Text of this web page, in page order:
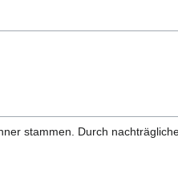
stammen. Durch